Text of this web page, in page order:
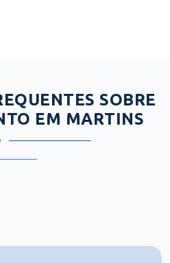
SOBRE
EM MARTINS